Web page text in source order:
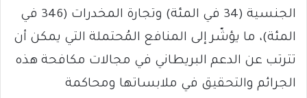
الجنسية (34 في المئة) وتجارة المخدرات (346 في
المئة)، ما يؤشّر إلى المنافع المُحتملة التي يمكن أن
تترتب عن الدعم البريطاني في مجالات مكافحة هذه
الجرائم والتحقيق في ملابساتها ومحاكمة